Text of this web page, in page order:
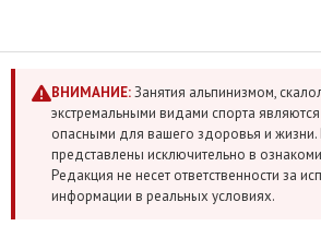
ВНИМАНИЕ:Занятия альпинизмом,
экстремальными видами спорта
опасными для вашего здоровья и жизни.
представлены исключительно в
Редакция не несет ответственности за
информации в реальных условиях.